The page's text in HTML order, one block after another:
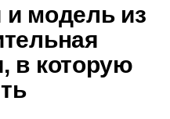
модель из
в которую